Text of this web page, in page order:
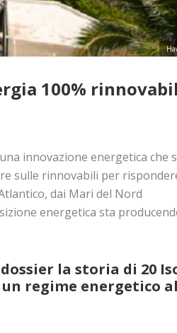
100%
innovazione energetica che
sulle rinnovabili per
dai Mari del Nord
energetica sta
la storia di 20
regime energetico al